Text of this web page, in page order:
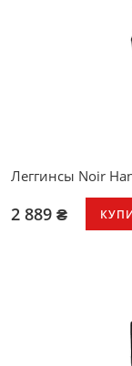
Леггинсы Noir
2 889 ₴